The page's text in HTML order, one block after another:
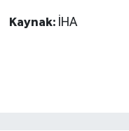
Kaynak: İHA